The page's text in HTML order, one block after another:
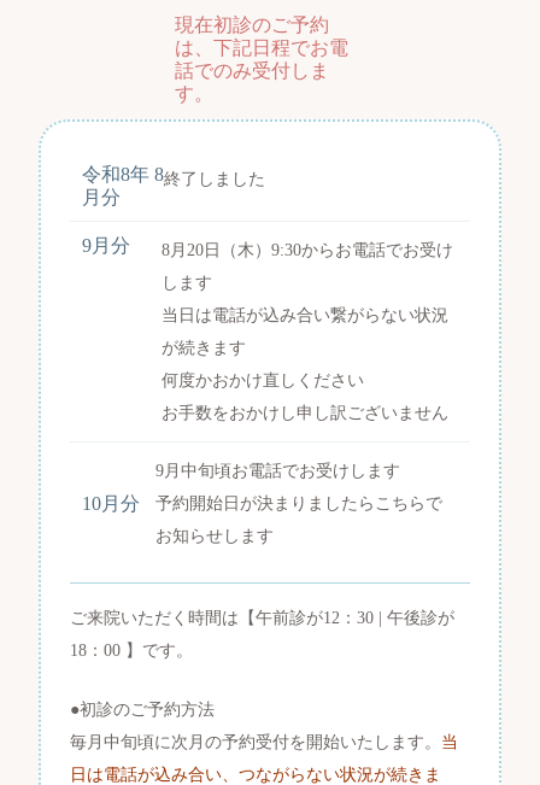
現在初診のご予約
は、下記日程でお電
話でのみ受付し ま
す。
令和8年 8
月分
終了しました
9月分 8月20日（木）9:30から お電話でお受け
します
当日は電話が込み合い繋がらない状況
が続きます
何度かおかけ直しください
お手数をおかけし申し訳ございません
10月分
9月中旬頃お電話でお受けします
予約開始日が決まりましたらこちらで
お知らせします
ご来院いただく時間は【午前診が12：30 | 午後診が
18：00 】です。
●初診のご予約方法
毎月中旬頃に次月の予約受付を開始いたします。 当
日は電話が込み合い、つながらない状況が続きま